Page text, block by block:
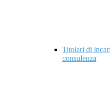
Titolari di
consulenza